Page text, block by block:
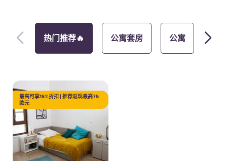
热门推荐🔥 公寓套房 公寓
最高可享15%折扣 | 推荐返现最高75
欧元